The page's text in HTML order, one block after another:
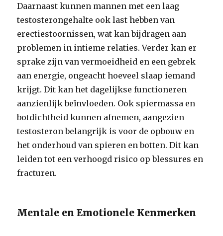
Daarnaast kunnen mannen met een laag
testosterongehalte ook last hebben van
erectiestoornissen, wat kan bijdragen aan
problemen in intieme relaties. Verder kan er
sprake zijn van vermoeidheid en een gebrek
aan energie, ongeacht hoeveel slaap iemand
krijgt. Dit kan het dagelijkse functioneren
aanzienlijk beïnvloeden. Ook spiermassa en
botdichtheid kunnen afnemen, aangezien
testosteron belangrijk is voor de opbouw en
het onderhoud van spieren en botten. Dit kan
leiden tot een verhoogd risico op blessures en
fracturen.
Mentale en Emotionele Kenmerken